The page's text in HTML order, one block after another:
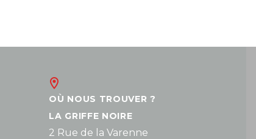
OÙ NOUS TROUVER ?
LA GRIFFE NOIRE
2 Rue de la Varenne